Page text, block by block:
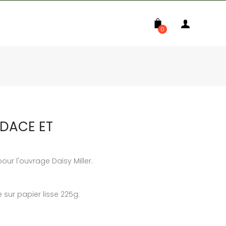
0
ET
l'ouvrage Daisy Miller.
sur papier lisse 225g.